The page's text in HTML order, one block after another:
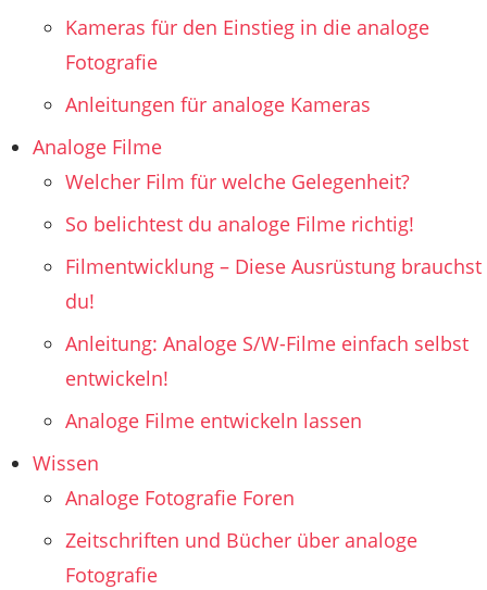
Kameras für den Einstieg in die analoge
Fotografie
Anleitungen für analoge Kameras
Analoge Filme
Welcher Film für welche Gelegenheit?
So belichtest du analoge Filme richtig!
Filmentwicklung – Diese Ausrüstung brauchst
du!
Anleitung: Analoge S/W-Filme einfach selbst
entwickeln!
Analoge Filme entwickeln lassen
Wissen
Analoge Fotografie Foren
Zeitschriften und Bücher über analoge
Fotografie